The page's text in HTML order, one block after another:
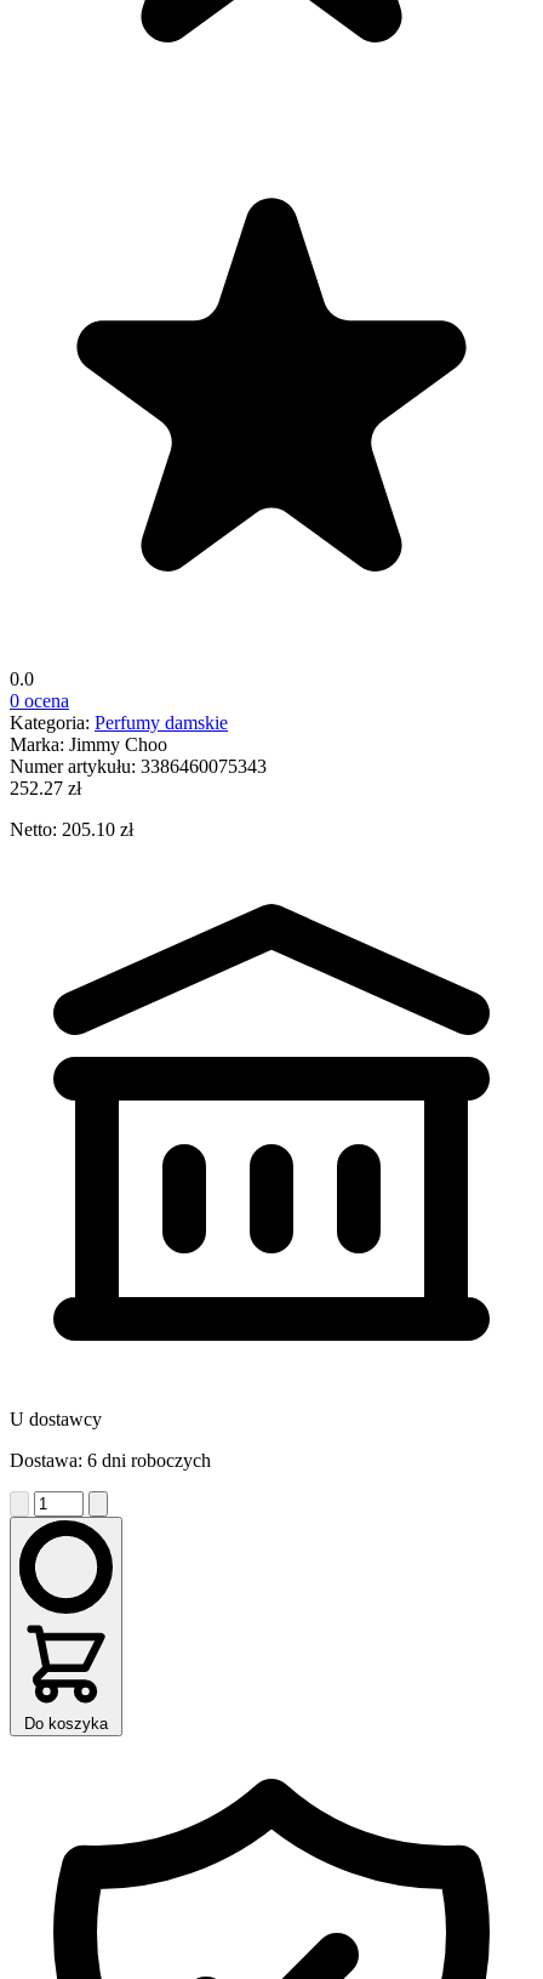
0.0
0 ocena
Kategoria: Perfumy damskie
Marka: Jimmy Choo
Numer artykułu: 3386460075343
252.27 zł
Netto: 205.10 zł
U dostawcy
Dostawa: 6 dni roboczych
Do koszyka